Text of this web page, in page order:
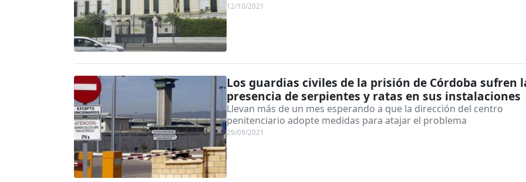
12/10/2021
Los guardias civiles de la prisión de Córdoba sufren
presencia de serpientes y ratas en sus instalaciones
Llevan más de un mes esperando a que la dirección del centro
penitenciario adopte medidas para atajar el problema
29/09/2021